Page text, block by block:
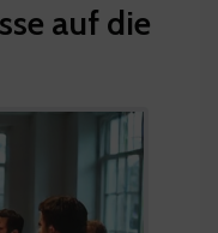
auf die